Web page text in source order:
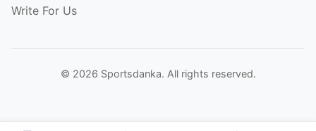
Write For Us
© 2026 Sportsdanka. All rights reserved.